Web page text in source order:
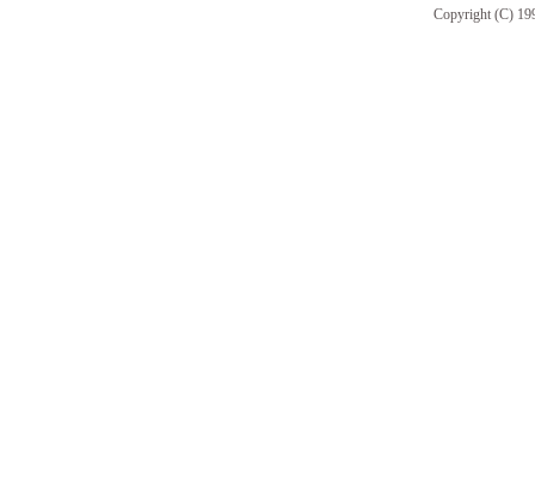
Copyright (C)